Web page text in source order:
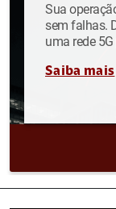
Sua
sem falhas.
uma rede
Saiba mais